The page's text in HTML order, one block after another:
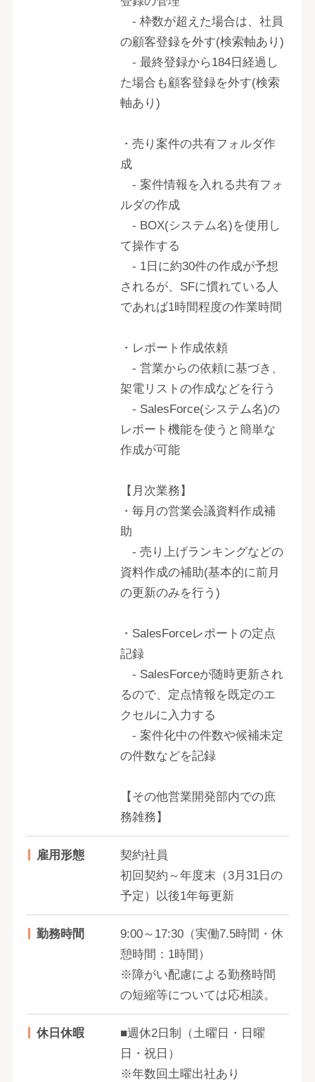
- 枠数が超えた場合は、社員
の顧客登録を外す(検索軸あり)
- 最終登録から184日経過し
た場合も顧客登録を外す(検索
軸あり)
・売り案件の共有フォルダ作
成
- 案件情報を入れる共有フォ
ルダの作成
- BOX(システム名)を使用し
て操作する
- 1日に約30件の作成が予想
されるが、SFに慣れている人
であれば1時間程度の作業時間
・レポート作成依頼
- 営業からの依頼に基づき、
架電リストの作成などを行う
- SalesForce(システム名)の
レポート機能を使うと簡単な
作成が可能
【月次業務】
・毎月の営業会議資料作成補
助
- 売り上げランキングなどの
資料作成の補助(基本的に前月
の更新のみを行う)
・SalesForceレポートの定点
記録
- SalesForceが随時更新され
るので、定点情報を既定のエ
クセルに入力する
- 案件化中の件数や候補未定
の件数などを記録
【その他営業開発部内での庶
務雑務】
雇用形態
契約社員
初回契約～年度末（3月31日の
予定）以後1年毎更新
勤務時間
9:00～17:30（実働7.5時間・休
憩時間：1時間）
※障がい配慮による勤務時間
の短縮等については応相談。
休日休暇
■週休2日制（土曜日・日曜
日・祝日）
※年数回土曜出社あり